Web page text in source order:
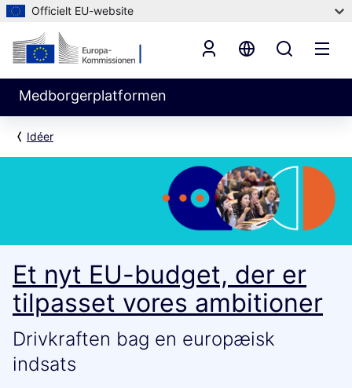
Officielt EU-website
Medborgerplatformen
Idéer
Et nyt EU-budget, der er
tilpasset vores ambitioner
Drivkraften bag en europæisk
indsats